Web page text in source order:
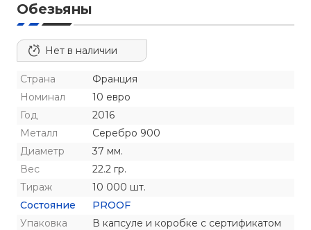
Обезьяны
Нет в наличии
Страна
Франция
Номинал
10 евро
Год
2016
Металл
Серебро 900
Диаметр
37 мм.
Вес
22.2 гр.
Тираж
10 000 шт.
Состояние
PROOF
Упаковка
В капсуле и коробке с сертификатом